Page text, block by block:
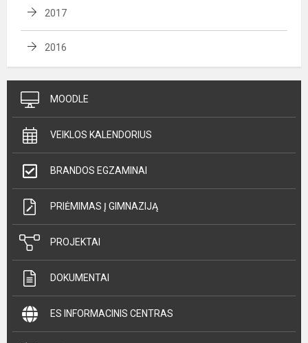
2017
2016
MOODLE
VEIKLOS KALENDORIUS
BRANDOS EGZAMINAI
PRIĖMIMAS Į GIMNAZIJĄ
PROJEKTAI
DOKUMENTAI
ES INFORMACINIS CENTRAS